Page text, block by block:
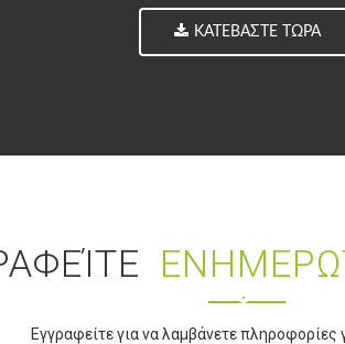
ΚΑΤΕΒΆΣΤΕ ΤΏΡΑ
Εγγραφείτε για να λαμβάνετε πληροφορίες